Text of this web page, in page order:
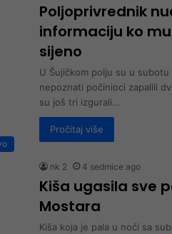
Poljoprivrednik
informaciju ko
sijeno
U Šujičkom polju su u subotu
nepoznati počinioci zapalili
su još tri izgurali…
Pročitaj više
nk 2 4 sedmice ago
Kiša ugasila sve
Mostara
Kiša koja je pala u noći sa